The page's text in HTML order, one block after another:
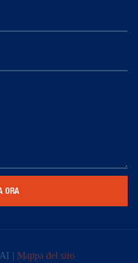
ORA
| Mappa del sito